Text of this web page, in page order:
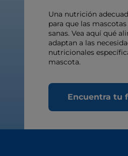
Una nutrición
para que las
sanas. Vea aquí qué
adaptan a las
nutricionales
mascota.
Encuentra tu